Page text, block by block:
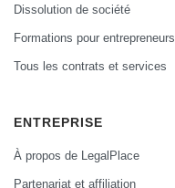
Dissolution de société
Formations pour entrepreneurs
Tous les contrats et services
ENTREPRISE
À propos de LegalPlace
Partenariat et affiliation